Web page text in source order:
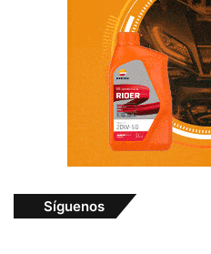
Síguenos